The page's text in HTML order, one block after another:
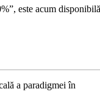
este acum
a paradigmei în